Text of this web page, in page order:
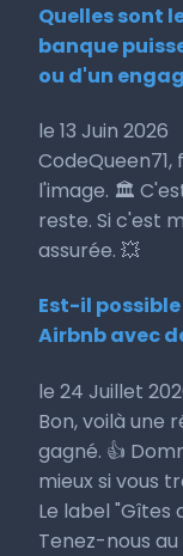
Quelles sont
banque
ou d'un
le 13 Juin 2026
l'image. 🏛️
reste. Si c'est
assurée. 💥
Est-il
Airbnb avec
le 24 Juillet
Bon, voilà une
gagné. 👍
mieux si vous
Le label
Tenez-nous